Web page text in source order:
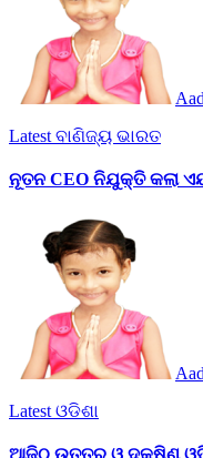
Latest ବାଣିଜ୍ୟ ଭାରତ
ନୂତନ CEO ନିଯୁକ୍ତି କଲା
Latest ଓଡିଶା